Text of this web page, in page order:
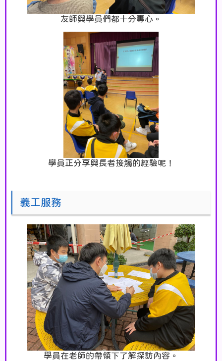
友師與學員們都十分專心。
學員正分享與長者接觸的經驗呢！
義工服務
學員在老師的帶領下了解探訪內容。